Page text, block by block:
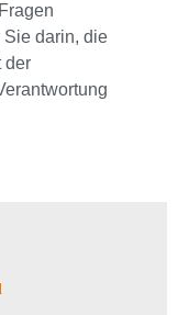
Sie darin, die
der